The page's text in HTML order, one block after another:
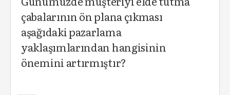
çabalarının ön plana çıkması
aşağıdaki pazarlama
yaklaşımlarından hangisinin
önemini artırmıştır?